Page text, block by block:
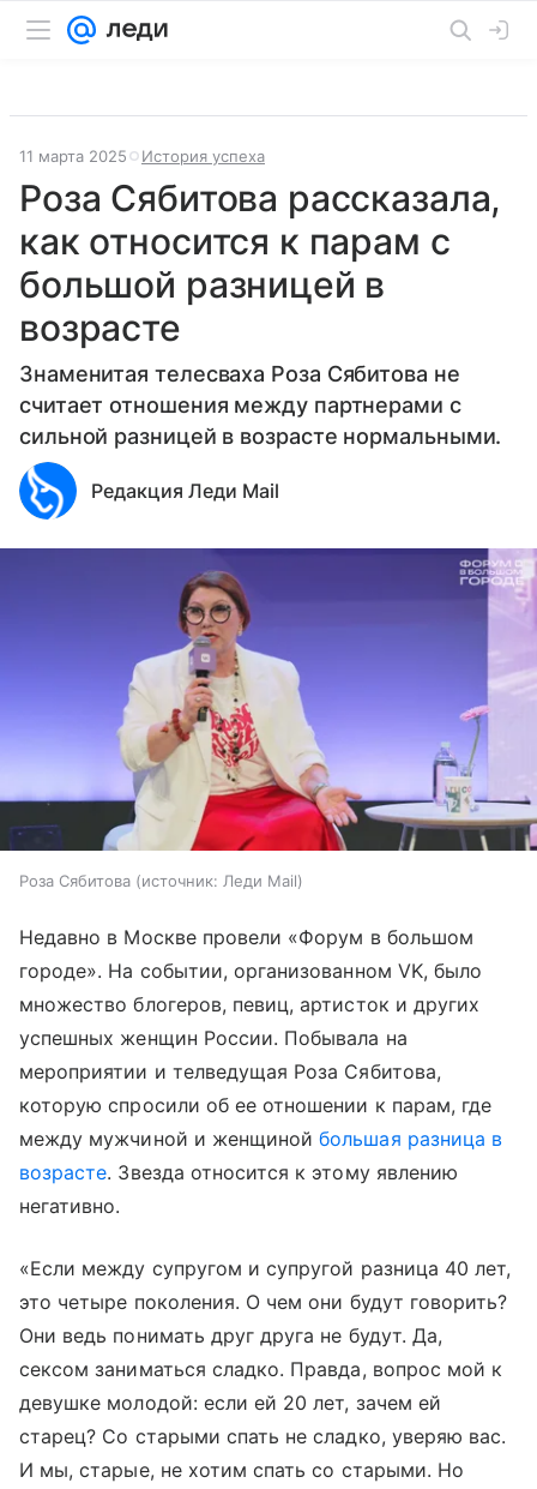
11 марта 2025 История успеха
Роза Сябитова рассказала,
как относится к парам с
большой разницей в
возрасте
Знаменитая телесваха Роза Сябитова не
считает отношения между партнерами с
сильной разницей в возрасте нормальными.
Редакция Леди Mail
Роза Сябитова источник: Леди Mail
Недавно в Москве провели «Форум в большом
городе». На событии, организованном VK, было
множество блогеров, певиц, артисток и других
успешных женщин России. Побывала на
мероприятии и телведущая Роза Сябитова,
которую спросили об ее отношении к парам, где
между мужчиной и женщинойбольшая разница в
возрасте. Звезда относится к этому явлению
негативно.
«Если между супругом и супругой разница 40 лет,
это четыре поколения. О чем они будут говорить?
Они ведь понимать друг друга не будут. Да,
сексом заниматься сладко. Правда, вопрос мой к
девушке молодой: если ей 20 лет, зачем ей
старец? Со старыми спать не сладко, уверяю вас.
И мы, старые, не хотим спать со старыми. Но